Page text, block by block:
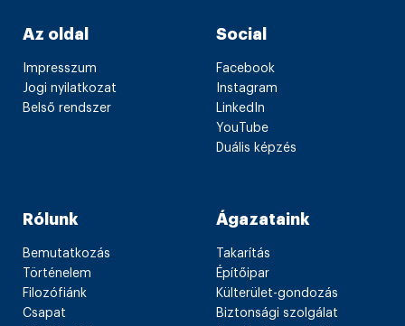
Az oldal
Impresszum
Jogi nyilatkozat
Belső rendszer
Social
Facebook
Instagram
LinkedIn
YouTube
Duális képzés
Rólunk
Bemutatkozás
Történelem
Filozófiánk
Csapat
Ágazataink
Takarítás
Építőipar
Külterület-gondozás
Biztonsági szolgálat